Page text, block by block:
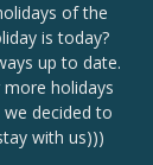
of the
is today?
up to date.
holidays
decided to
with us)))